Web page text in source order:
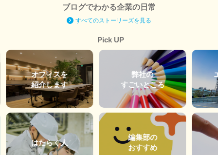
ブログでわかる企業の日常
すべてのストーリーズを見る
Pick UP
オフィスを
紹介します
はたらく人
弊社の
すごいところ
編集部の
おすすめ